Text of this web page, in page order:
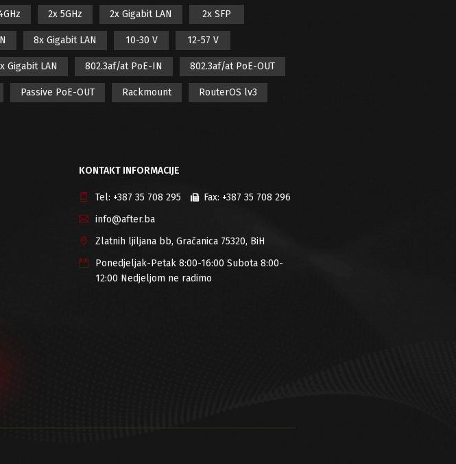
2x 5GHz 2x Gigabit LAN 2x SFP
8x Gigabit LAN 10-30 V 12-57 V
Gigabit LAN 802.3af/at PoE-IN 802.3af/at PoE-OUT
Passive PoE-OUT Rackmount RouterOS lv3
KONTAKT INFORMACIJE
Tel: +387 35 708 295 Fax: +387 35 708 296
info@after.ba
Zlatnih ljiljana bb, Gračanica 75320, BiH
Ponedjeljak-Petak 8:00-16:00 Subota 8:00-
12:00 Nedjeljom ne radimo